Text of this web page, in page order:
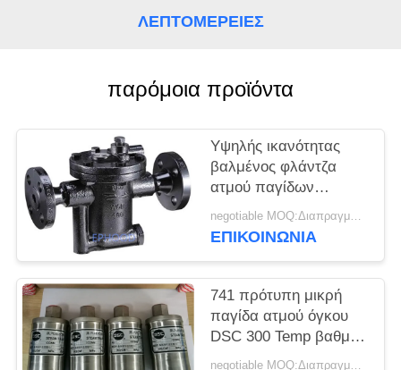
ΠΟΛΙΤΙΚΉ
ΑΠΟΡΡΉΤΟΥ
ΛΕΠΤΟΜΈΡΕΙΕΣ
παρόμοια προϊόντα
Υψηλής ικανότητας
βαλμένος φλάντζα
ατμού παγίδων
χυτοχάλυβα
ανθεκτικός διάβρωσης
negotiable MOQ:Διαπραγμάτευση
ΕΠΙΚΟΙΝΩΝΊΑ
741 πρότυπη μικρή
παγίδα ατμού όγκου
DSC 300 Temp βαθμού
ανθεκτικό πλήρως
negotiable MOQ:Διαπραγμάτευση